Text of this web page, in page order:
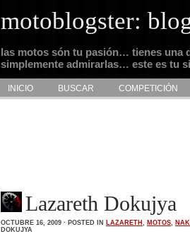
motoblogster:
las motos són tu pasión… tienes
simplemente admirarlas… este es tu
INICIO BUSCAR COMPETICIÓN
Lazareth Dokujya
OCTUBRE 16, 2009 · POSTED IN LAZARETH , MOTOS,
DOKUJYA